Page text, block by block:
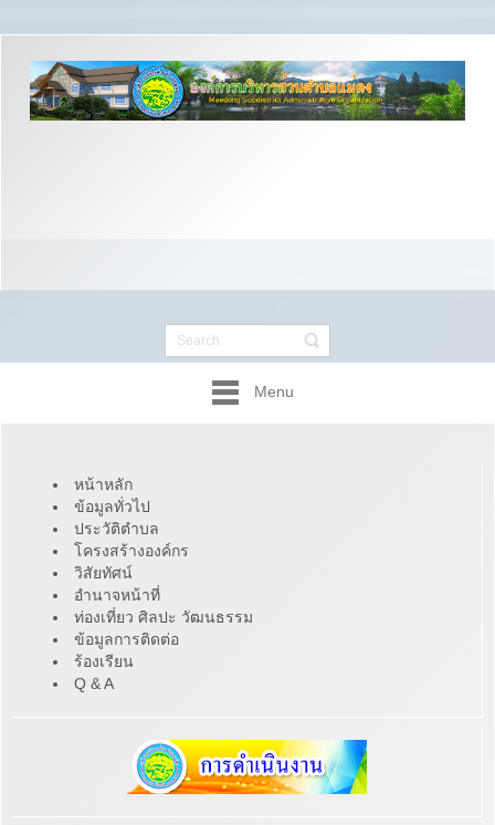
Menu
หน้าหลัก
ข้อมูลทั่วไป
ประวัติตำบล
โครงสร้างองค์กร
วิสัยทัศน์
อำนาจหน้าที่
ท่องเที่ยว ศิลปะ วัฒนธรรม
ข้อมูลการติดต่อ
ร้องเรียน
Q & A